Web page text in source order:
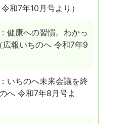
和7年10月号より）
健康への習慣。わかっ
広報いちのへ 令和7年9
いちのへ未来会議を終
へ 令和7年8月号よ